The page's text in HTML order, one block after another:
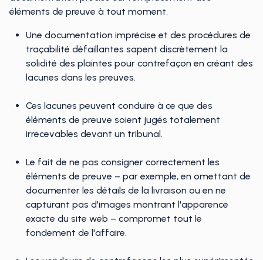
éléments de preuve à tout moment.
Une documentation imprécise et des procédures de
traçabilité défaillantes sapent discrètement la
solidité des plaintes pour contrefaçon en créant des
lacunes dans les preuves.
Ces lacunes peuvent conduire à ce que des
éléments de preuve soient jugés totalement
irrecevables devant un tribunal.
Le fait de ne pas consigner correctement les
éléments de preuve – par exemple, en omettant de
documenter les détails de la livraison ou en ne
capturant pas d'images montrant l'apparence
exacte du site web – compromet tout le
fondement de l'affaire.